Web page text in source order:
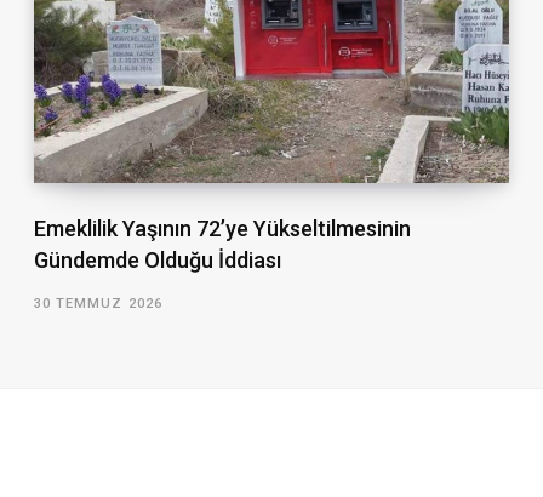
Emeklilik Yaşının 72’ye Yükseltilmesinin
Gündemde Olduğu İddiası
30 TEMMUZ 2026